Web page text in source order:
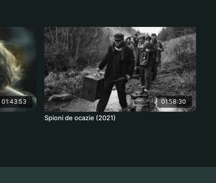
01:43:53 01:58:30
Spioni de ocazie (2021)